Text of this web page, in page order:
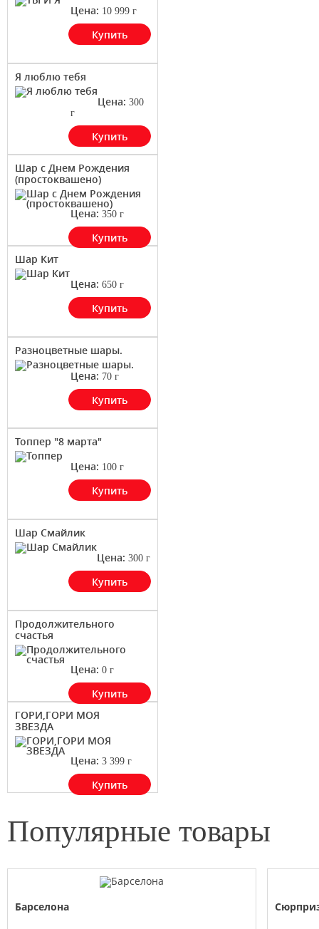
Цена: 10 999 г
Купить
Я люблю тебя
Цена: 300
г
Купить
Шар с Днем Рождения
(простоквашено)
Цена: 350 г
Купить
Шар Кит
Цена: 650 г
Купить
Разноцветные шары.
Цена: 70 г
Купить
Топпер "8 марта"
Цена: 100 г
Купить
Шар Смайлик
Цена: 300 г
Купить
Продолжительного
счастья
Цена: 0 г
Купить
ГОРИ,ГОРИ МОЯ
ЗВЕЗДА
Цена: 3 399 г
Купить
Популярные товары
Барселона